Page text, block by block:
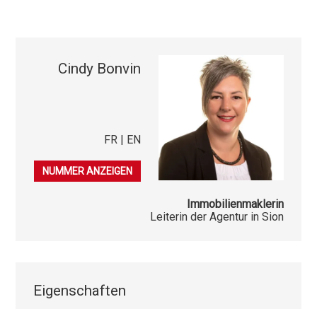
Cindy Bonvin
FR | EN
079 541 03 86
NUMMER ANZEIGEN
Immobilienmaklerin
Leiterin der Agentur in Sion
Eigenschaften